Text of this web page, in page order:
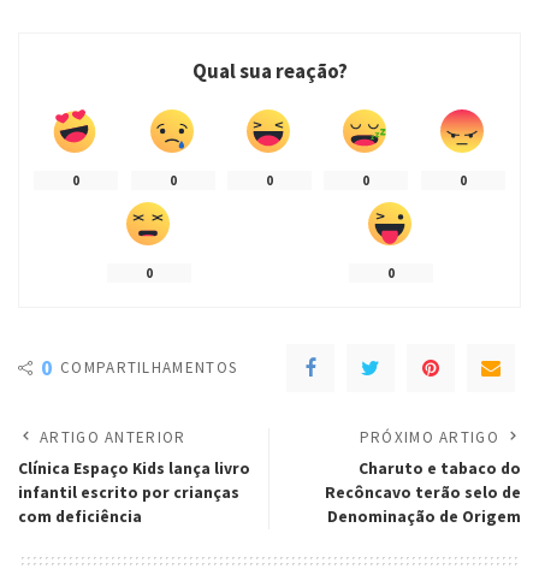
Qual sua reação?
0 0 0 0 0
0 0
0 COMPARTILHAMENTOS
ARTIGO ANTERIOR
Clínica Espaço Kids lança livro
infantil escrito por crianças
com deficiência
PRÓXIMO ARTIGO
Charuto e tabaco do
Recôncavo terão selo de
Denominação de Origem